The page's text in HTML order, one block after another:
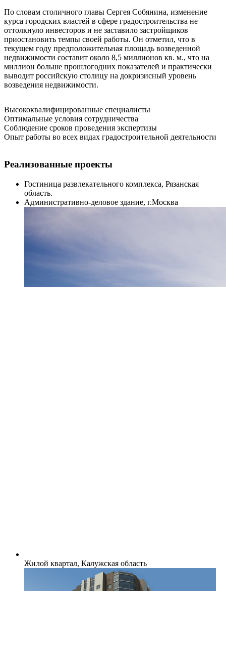
По словам столичного главы Сергея Собянина, изменение
курса городских властей в сфере градостроительства не
оттолкнуло инвесторов и не заставило застройщиков
приостановить темпы своей работы. Он отметил, что в
текущем году предположительная площадь возведенной
недвижимости составит около 8,5 миллионов кв. м., что на
миллион больше прошлогодних показателей и практически
выводит российскую столицу на докризисный уровень
возведения недвижимости.
Высококвалифицированные специалисты
Оптимальные условия сотрудничества
Соблюдение сроков проведения экспертизы
Опыт работы во всех видах градостроительной деятельности
Реализованные проекты
Гостиница развлекательного комплекса, Рязанская
область.
Административно-деловое здание, г.Москва
Жилой квартал, Калужская область